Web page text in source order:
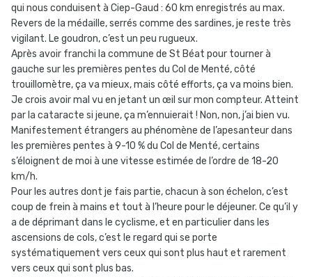
qui nous conduisent à Ciep-Gaud : 60 km enregistrés au max.
Revers de la médaille, serrés comme des sardines, je reste très
vigilant. Le goudron, c’est un peu rugueux.
Après avoir franchi la commune de St Béat pour tourner à
gauche sur les premières pentes du Col de Menté, côté
trouillomètre, ça va mieux, mais côté efforts, ça va moins bien.
Je crois avoir mal vu en jetant un œil sur mon compteur. Atteint
par la cataracte si jeune, ça m’ennuierait ! Non, non, j’ai bien vu.
Manifestement étrangers au phénomène de l’apesanteur dans
les premières pentes à 9-10 % du Col de Menté, certains
s’éloignent de moi à une vitesse estimée de l’ordre de 18-20
km/h.
Pour les autres dont je fais partie, chacun à son échelon, c’est
coup de frein à mains et tout à l’heure pour le déjeuner. Ce qu’il y
a de déprimant dans le cyclisme, et en particulier dans les
ascensions de cols, c’est le regard qui se porte
systématiquement vers ceux qui sont plus haut et rarement
vers ceux qui sont plus bas.